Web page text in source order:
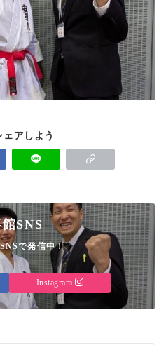
ェアしよう
SNS
で発信中！
Instagram